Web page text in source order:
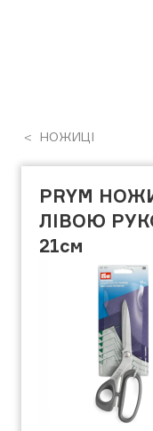
НОЖИЦІ
PRYM
ЛІВОЮ
21см